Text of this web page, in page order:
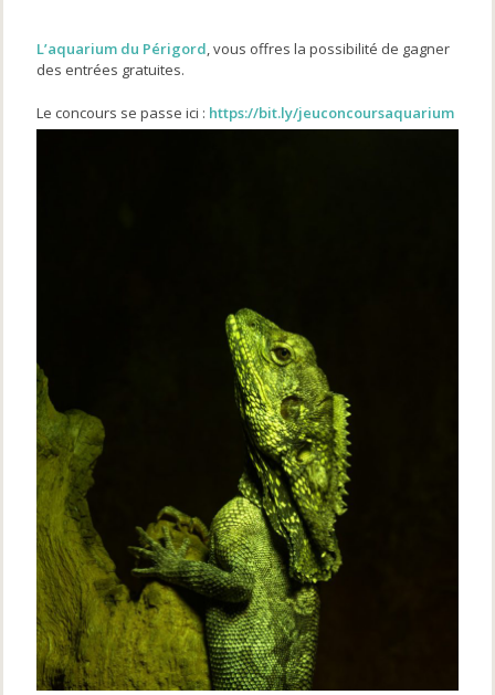
L’aquarium du Périgord, vous offres la possibilité de gagner
des entrées gratuites.
Le concours se passe ici : https://bit.ly/jeuconcoursaquarium